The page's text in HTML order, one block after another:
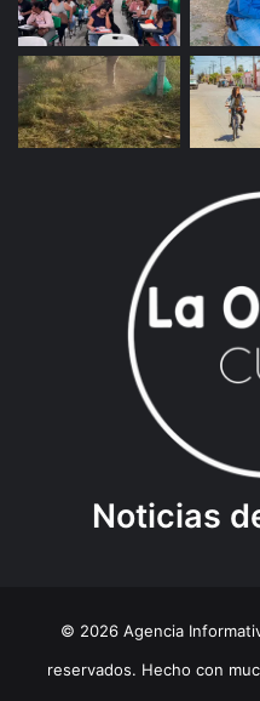
Noticias
© 2026 Agencia
reservados. Hecho con